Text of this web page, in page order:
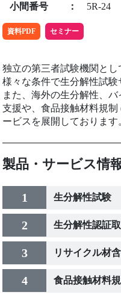
小間番号
： 5R-24
資料PDF セミナー
独立の第三者試験機関と
様々な条件で生分解性試験
また、海外の生分解性、
支援や、食品接触材料規
ービスを展開しております
製品・サービス情
1 生分解性試験
2 生分解性認証
3 リサイクル材
4 食品接触材料